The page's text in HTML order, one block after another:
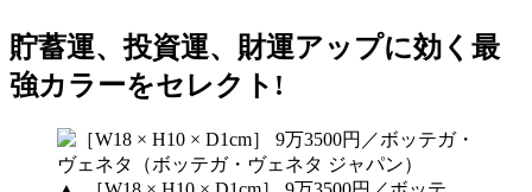
貯蓄運、投資運、財運アップに効く最
強カラーをセレクト!